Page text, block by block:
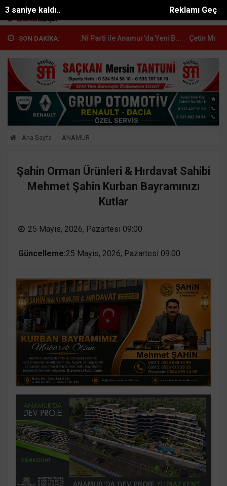
Reklamı Geç
2 saniye kaldı..
SON DAKİKA:
Mutlu: "YENİ Parti ile Anamur'da Yeni B... Çetin Mutlu, YENİ Parti
Ana Sayfa ANAMUR
Şahin Orman Ürünleri & Hırdavat Sahibi
Mehmet Şahin Kurban Bayramınızı
Kutlar
25 Mayıs, 2026, Pazartesi 09:00
Güncelleme:25 Mayıs, 2026, Pazartesi 09:00